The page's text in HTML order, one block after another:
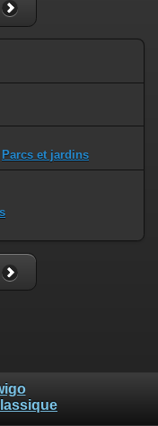
Parcs et jardins